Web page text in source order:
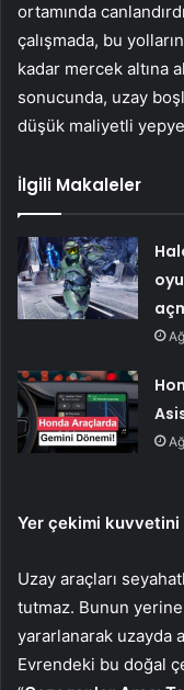
ortamında
çalışmada, bu
kadar mercek altına
sonucunda, uzay
düşük maliyetli
İlgili Makaleler
Yer çekimi
Uzay araçları
tutmaz. Bunun
yararlanarak uzayda
Evrendeki bu doğal